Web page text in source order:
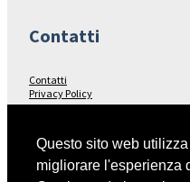
Contatti
Contatti
Privacy Policy
Seguici su…
Questo sito web
migliorare l'esperienza